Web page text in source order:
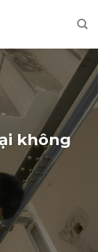
không